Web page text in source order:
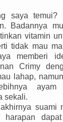
saya temui?
Badannya
vitamin
tidak mau
memberi
Crimy
lahap,
ayam
sekali.
suami
harapan